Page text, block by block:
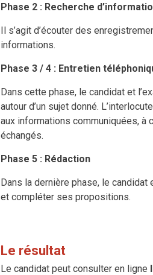
Phase 2 : Recherche
Il s’agit d’écouter des
informations.
Phase 3 / 4 : Entretien
Dans cette phase, le candidat et
autour d’un sujet donné.
aux informations communiquées, à
échangés.
Phase 5 : Rédaction
Dans la dernière phase, le
et compléter ses propositions.
Le résultat
Le candidat peut consulter en ligne